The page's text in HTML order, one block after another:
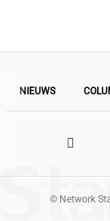
NIEUWS
© Network